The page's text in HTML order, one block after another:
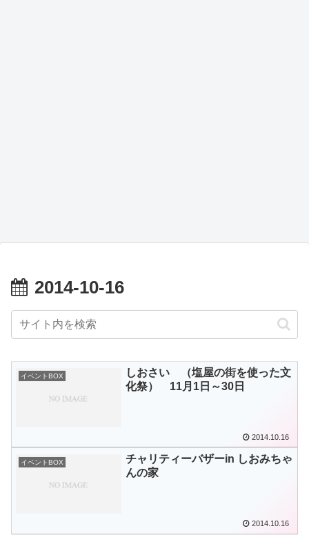
2014-10-16
イベントBOX
しおさい （塩屋の街を使った文
化祭） 11月1日～30日
2014.10.16
イベントBOX
チャリティーバザーin しおみちゃ
んの家
2014.10.16